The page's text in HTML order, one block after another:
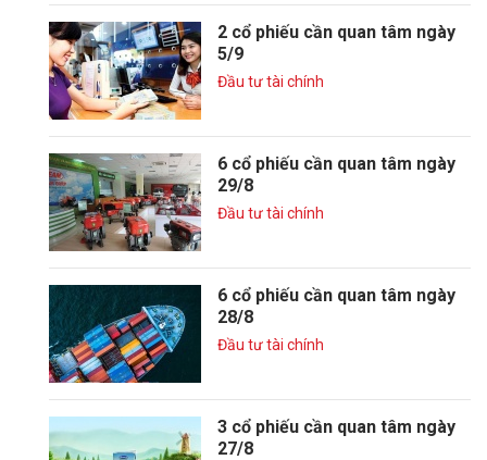
2 cổ phiếu cần quan tâm ngày
5/9
Đầu tư tài chính
6 cổ phiếu cần quan tâm ngày
29/8
Đầu tư tài chính
6 cổ phiếu cần quan tâm ngày
28/8
Đầu tư tài chính
3 cổ phiếu cần quan tâm ngày
27/8